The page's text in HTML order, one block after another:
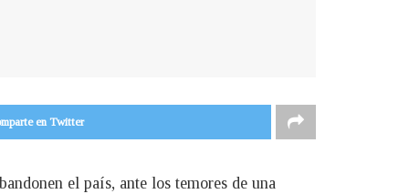
en Twitter
el país, ante los temores de una